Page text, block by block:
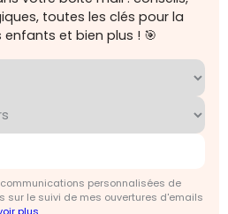
toutes les clés pour la
et bien plus ! 🎯
personnalisées de
sur le suivi de mes ouvertures d'emails